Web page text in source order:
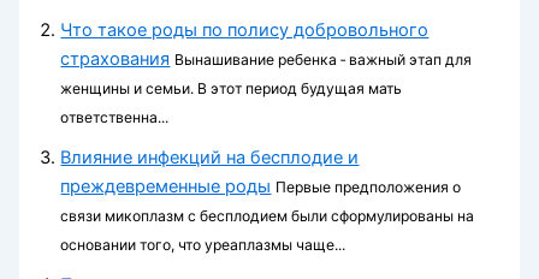
Что такое роды по полису добровольного
страхования Вынашивание ребенка ‑ важный этап для
женщины и семьи. В этот период будущая мать
ответственна...
Влияние инфекций на бесплодие и
преждевременные роды Первые предположения о
связи микоплазм с бесплодием были сформулированы на
основании того, что уреаплазмы чаще...